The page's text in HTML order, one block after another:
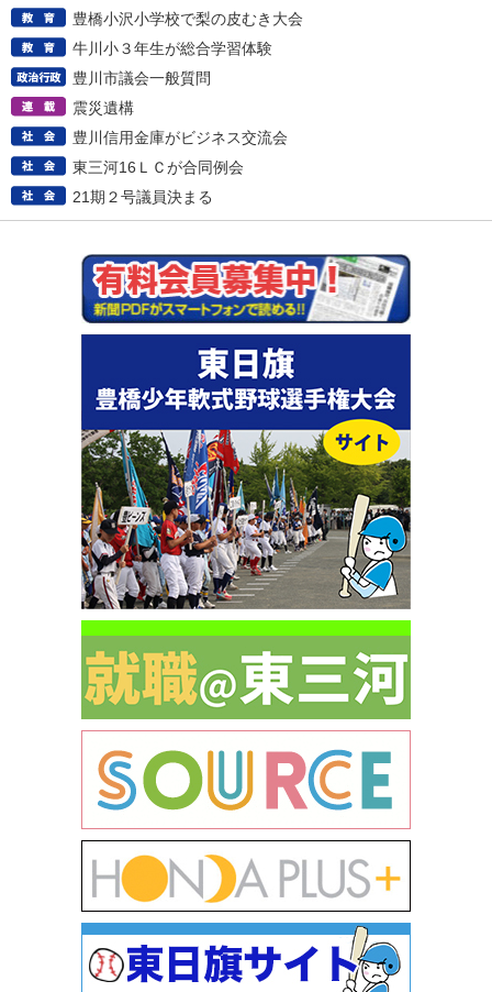
豊橋小沢小学校で梨の皮むき大会
牛川小３年生が総合学習体験
豊川市議会一般質問
震災遺構
豊川信用金庫がビジネス交流会
東三河16ＬＣが合同例会
21期２号議員決まる